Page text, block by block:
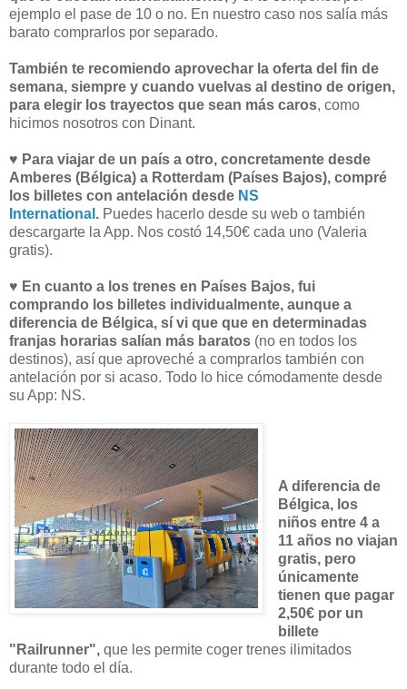
ejemplo el pase de 10 o no. En nuestro caso nos salía más
barato comprarlos por separado.
También te recomiendo aprovechar la oferta del fin de
semana, siempre y cuando vuelvas al destino de origen,
para elegir los trayectos que sean más caros, como
hicimos nosotros con Dinant.
♥ Para viajar de un país a otro, concretamente desde
Amberes (Bélgica) a Rotterdam (Países Bajos), compré
los billetes con antelación desde NS
International . Puedes hacerlo desde su web o también
descargarte la App. Nos costó 14,50€ cada uno (Valeria
gratis).
♥ En cuanto a los trenes en Países Bajos, fui
comprando los billetes individualmente, aunque a
diferencia de Bélgica, sí vi que que en determinadas
franjas horarias salían más baratos (no en todos los
destinos), así que aproveché a comprarlos también con
antelación por si acaso. Todo lo hice cómodamente desde
su App: NS.
A diferencia de
Bélgica, los
niños entre 4 a
11 años no viajan
gratis, pero
únicamente
tienen que pagar
2,50€ por un
billete
"Railrunner", que les permite coger trenes ilimitados
durante todo el día.